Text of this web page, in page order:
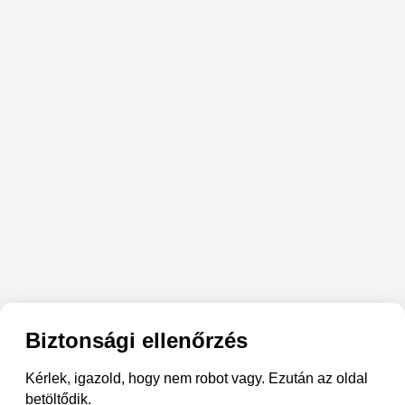
Biztonsági ellenőrzés
Kérlek, igazold, hogy nem robot vagy. Ezután az oldal
betöltődik.